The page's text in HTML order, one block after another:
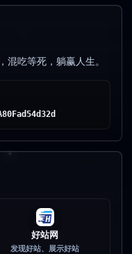
吃等死，躺赢人生。
好站网
发现好站、展示好站